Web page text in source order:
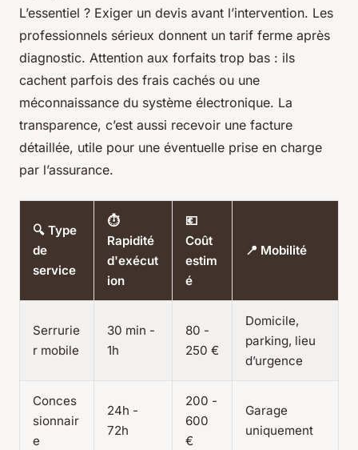
L’essentiel ? Exiger un devis avant l’intervention. Les
professionnels sérieux donnent un tarif ferme après
diagnostic. Attention aux forfaits trop bas : ils
cachent parfois des frais cachés ou une
méconnaissance du système électronique. La
transparence, c’est aussi recevoir une facture
détaillée, utile pour une éventuelle prise en charge
par l’assurance.
🔍 Type
de
service
⏱️
Rapidité
d'exécut
ion
💶
Coût
estim
é
📍 Mobilité
Serrurie
r mobile
30 min -
1h
80 -
250 €
Domicile,
parking, lieu
d’urgence
Conces
sionnair
e
24h -
72h
200 -
600
€
Garage
uniquement